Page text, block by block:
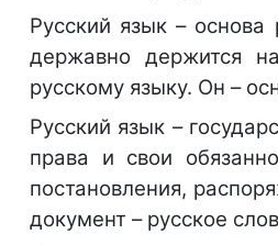
Русский язык – основа
державно держится
русскому языку. Он –
Русский язык –
права и свои
постановления,
документ – русское